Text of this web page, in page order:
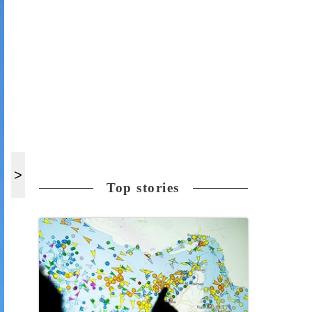
Top stories